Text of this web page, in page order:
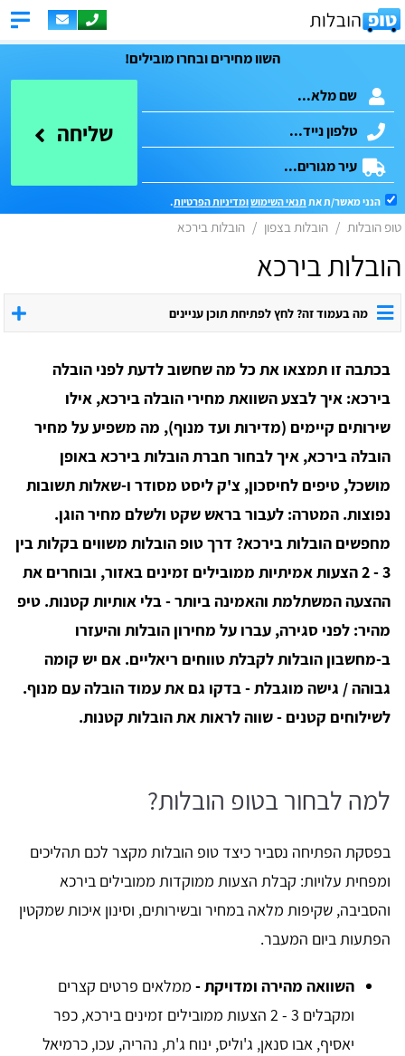
השוו מחירים ובחרו מובילים!
שליחה
הנני מאשר/ת את תנאי השימושומדיניות הפרטיות.
טופ הובלות הובלות בצפון הובלות בירכא
הובלות בירכא
מה בעמוד זה? לחץ לפתיחת תוכן עניינים
בכתבה זו תמצאו את כל מה שחשוב לדעת לפני הובלה
בירכא: איך לבצע השוואת מחירי הובלה בירכא, אילו
שירותים קיימים (מדירות ועד מנוף), מה משפיע על מחיר
הובלה בירכא, איך לבחור חברת הובלות בירכא באופן
מושכל, טיפים לחיסכון, צ'ק ליסט מסודר ו-שאלות תשובות
נפוצות. המטרה: לעבור בראש שקט ולשלם מחיר הוגן.
מחפשים הובלות בירכא? דרך טופ הובלות משווים בקלות בין
3 - 2 הצעות אמיתיות ממובילים זמינים באזור, ובוחרים את
ההצעה המשתלמת והאמינה ביותר - בלי אותיות קטנות. טיפ
מהיר: לפני סגירה, עברו על מחירון הובלות והיעזרו
ב-מחשבון הובלות לקבלת טווחים ריאליים. אם יש קומה
גבוהה / גישה מוגבלת - בדקו גם את עמוד הובלה עם מנוף.
לשילוחים קטנים - שווה לראות את הובלות קטנות.
למה לבחור בטופ הובלות?
בפסקת הפתיחה נסביר כיצד טופ הובלות מקצר לכם תהליכים
ומפחית עלויות: קבלת הצעות ממוקדות ממובילים בירכא
והסביבה, שקיפות מלאה במחיר ובשירותים, וסינון איכות שמקטין
הפתעות ביום המעבר.
השוואה מהירה ומדויקת - ממלאים פרטים קצרים
ומקבלים 3 - 2 הצעות ממובילים זמינים בירכא, כפר
יאסיף, אבו סנאן, ג'וליס, ינוח ג'ת, נהריה, עכו, כרמיאל